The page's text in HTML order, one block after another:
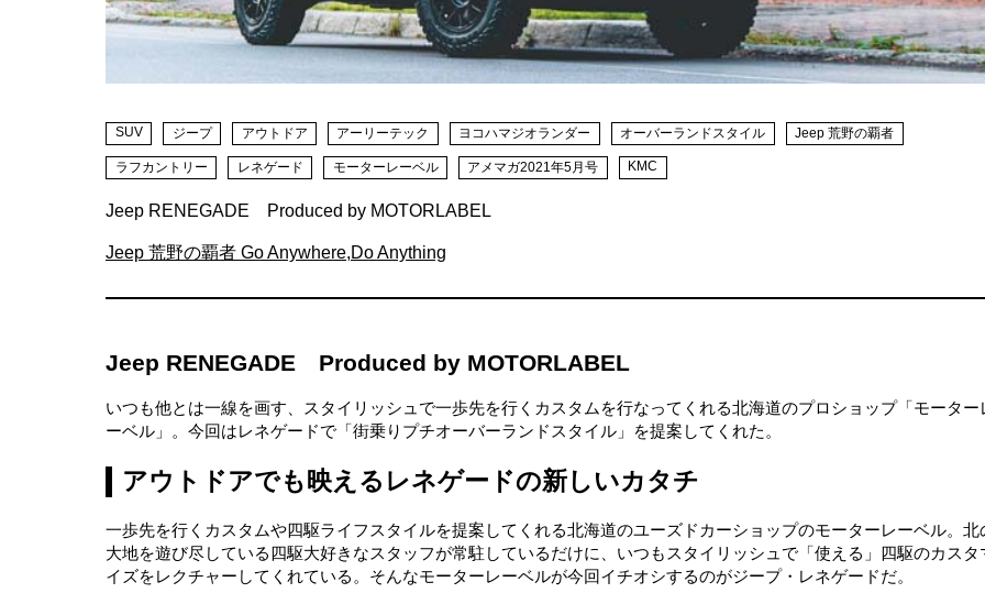
SUV ジープ アウトドア アーリーテック ヨコハマジオランダー オーバーランドスタイル Jeep 荒野の覇者
ラフカントリー レネゲード モーターレーベル アメマガ2021年5月号 KMC
Jeep RENEGADE Produced by MOTORLABEL
Jeep 荒野の覇者 Go Anywhere,Do Anything
Jeep RENEGADE Produced by MOTORLABEL
いつも他とは一線を画す、スタイリッシュで一歩先を行くカスタムを行なってくれる北海道のプロショップ「モーター
ーベル」。今回はレネゲードで「街乗りプチオーバーランドスタイル」を提案してくれた。
アウトドアでも映えるレネゲードの新しいカタチ
一歩先を行くカスタムや四駆ライフスタイルを提案してくれる北海道のユーズドカーショップのモーターレーベル。北
大地を遊び尽している四駆大好きなスタッフが常駐しているだけに、いつもスタイリッシュで「使える」四駆のカスタ
イズをレクチャーしてくれている。そんなモーターレーベルが今回イチオシするのがジープ・レネゲードだ。